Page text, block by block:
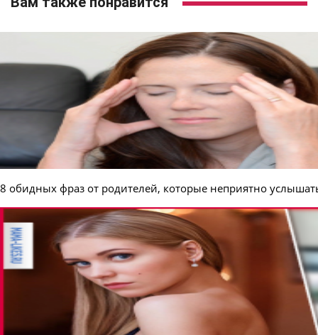
8 обидных фраз от родителей, которые неприятно